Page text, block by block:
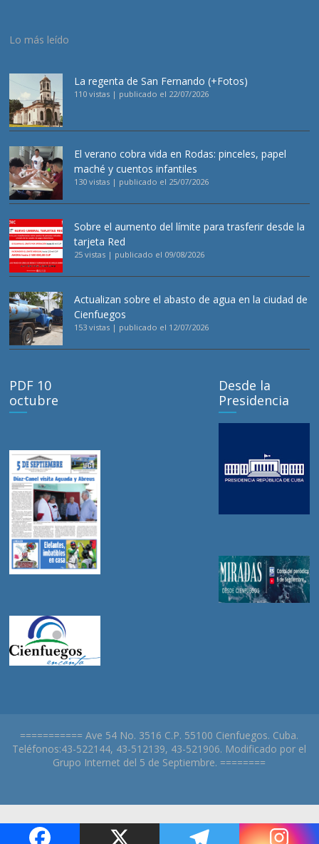
Lo más leído
La regenta de San Fernando (+Fotos)
110 vistas | publicado el 22/07/2026
El verano cobra vida en Rodas: pinceles, papel
maché y cuentos infantiles
130 vistas | publicado el 25/07/2026
Sobre el aumento del límite para trasferir desde la
tarjeta Red
25 vistas | publicado el 09/08/2026
Actualizan sobre el abasto de agua en la ciudad de
Cienfuegos
153 vistas | publicado el 12/07/2026
PDF 10
octubre
Desde la
Presidencia
=========== Ave 54 No. 3516 C.P. 55100 Cienfuegos. Cuba.
Teléfonos:43-522144, 43-512139, 43-521906. Modificado por el
Grupo Internet del 5 de Septiembre. ========